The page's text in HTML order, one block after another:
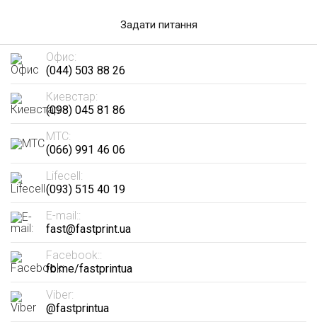
Задати питання
Офис:
(044) 503 88 26
Киевстар:
(098) 045 81 86
МТС:
(066) 991 46 06
Lifecell:
(093) 515 40 19
E-mail::
fast@fastprint.ua
Facebook::
fb.me/fastprintua
Viber:
@fastprintua